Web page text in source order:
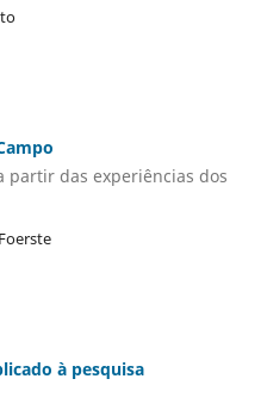
das experiências dos
à pesquisa